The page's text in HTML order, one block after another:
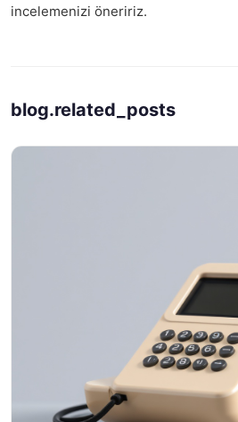
incelemenizi öneririz.
blog.related_posts